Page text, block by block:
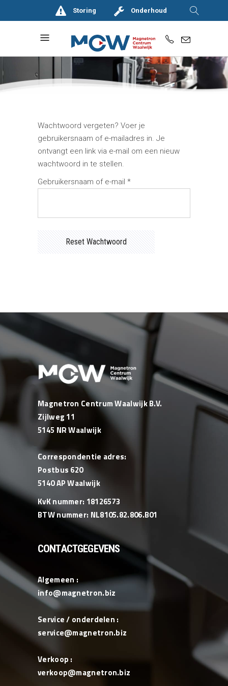
Storing Onderhoud
Wachtwoord vergeten? Voer je
gebruikersnaam of e-mailadres in. Je
ontvangt een link via e-mail om een nieuw
wachtwoord in te stellen.
Gebruikersnaam of e-mail *Vereist
Reset Wachtwoord
Magnetron Centrum Waalwijk B.V.
Zijlweg 11
5145 NR Waalwijk
Correspondentie adres:
Postbus 620
5140 AP Waalwijk
KvK nummer: 18126573
BTW nummer: NL8105.82.806.B01
CONTACTGEGEVENS
Algemeen :
info@magnetron.biz
Service / onderdelen :
service@magnetron.biz
Verkoop :
verkoop@magnetron.biz